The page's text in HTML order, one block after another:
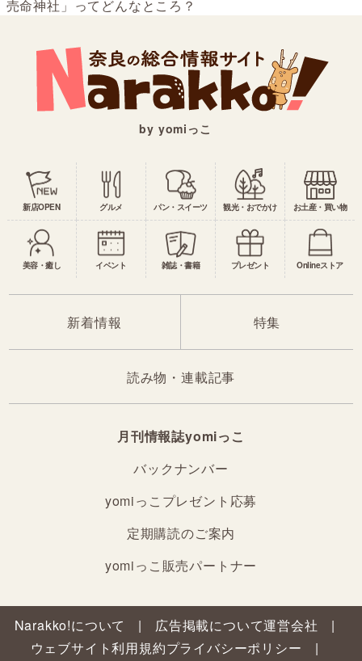
売命神社」ってどんなところ？
by yomiっこ
新店OPEN グルメ パン・スイーツ 観光・おでかけ お土産・買い物
美容・癒し イベント 雑誌・書籍 プレゼント Onlineストア
新着情報 特集
読み物・連載記事
月刊情報誌yomiっこ
バックナンバー
yomiっこプレゼント応募
定期購読のご案内
yomiっこ販売パートナー
Narakko!について 広告掲載について運営会社
ウェブサイト利用規約プライバシーポリシー